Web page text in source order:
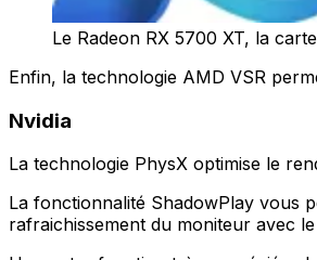
Le Radeon RX 5700 XT, la
Enfin, la technologie AMD VSR
Nvidia
La technologie PhysX optimise le
La fonctionnalité ShadowPlay vous
rafraichissement du moniteur avec